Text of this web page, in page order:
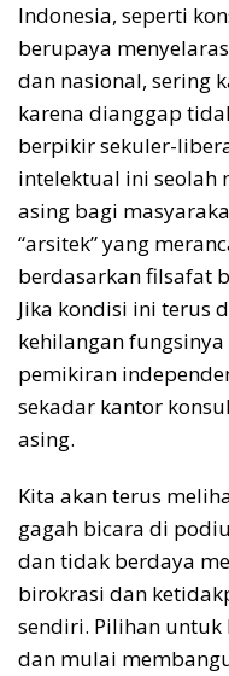
Indonesia, seperti
berupaya
dan nasional, sering
karena dianggap
berpikir sekuler-
intelektual ini seolah
asing bagi
“arsitek” yang
berdasarkan filsafat
Jika kondisi ini terus
kehilangan
pemikiran
sekadar kantor
asing.
Kita akan terus
gagah bicara di
dan tidak berdaya
birokrasi dan
sendiri. Pilihan untuk
dan mulai